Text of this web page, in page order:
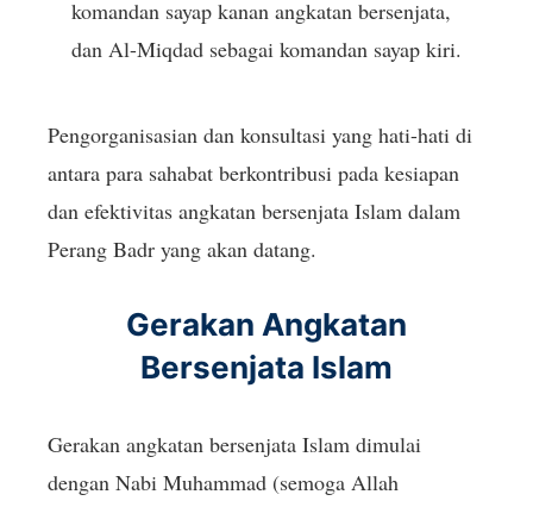
komandan sayap kanan angkatan bersenjata,
dan Al-Miqdad sebagai komandan sayap kiri.
Pengorganisasian dan konsultasi yang hati-hati di
antara para sahabat berkontribusi pada kesiapan
dan efektivitas angkatan bersenjata Islam dalam
Perang Badr yang akan datang.
Gerakan Angkatan
Bersenjata Islam
Gerakan angkatan bersenjata Islam dimulai
dengan Nabi Muhammad (semoga Allah